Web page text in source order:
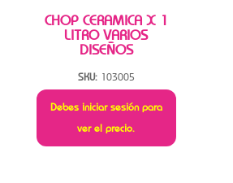
CHOP CERAMICA X 1
LITRO VARIOS
DISEÑOS
SKU: 103005
Debes iniciar sesión para
ver el precio.